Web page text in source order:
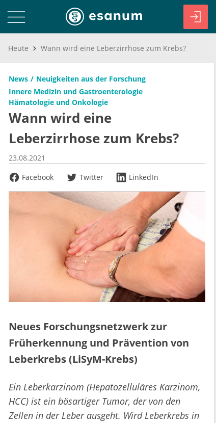
Heute Wann wird eine Leberzirrhose zum Krebs?
News
Neuigkeiten aus der Forschung
Innere Medizin und Gastroenterologie
Hämatologie und Onkologie
Wann wird eine
Leberzirrhose zum Krebs?
23.08.2021
Facebook
Twitter LinkedIn
Neues Forschungsnetzwerk zur
Früherkennung und Prävention von
Leberkrebs (LiSyM-Krebs)
Ein Leberkarzinom (Hepatozelluläres Karzinom,
HCC) ist ein bösartiger Tumor, der von den
Zellen in der Leber ausgeht. Wird Leberkrebs in